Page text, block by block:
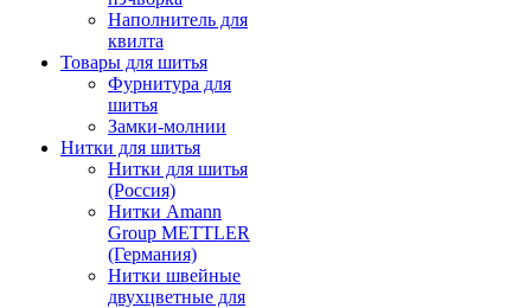
Наполнитель для
квилта
Товары для шитья
Фурнитура для
шитья
Замки-молнии
Нитки для шитья
Нитки для шитья
(Россия)
Нитки Amann
Group METTLER
(Германия)
Нитки швейные
двухцветные для